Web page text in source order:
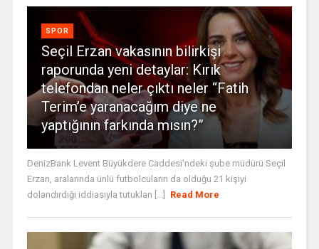
SPOR
Seçil Erzan vakasının bilirkişi
raporunda yeni detaylar: Kırık
telefondan neler çıktı neler “Fatih
Terim’e yaranacağım diye ne
yaptığının farkında mısın?”
DenizBank Levent Büyükdere Caddesi'ndeki şube müdürü Seçil
Erzan, aralarında ünlü futbolcuların da olduğu 21 kişiyi
dolandırdığı iddiasıyla tutuklan [...]
Read More